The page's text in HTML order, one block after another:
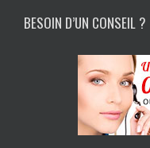
BESOIN D’UN CONSEIL ?